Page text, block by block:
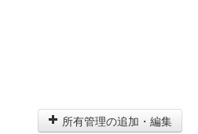
所有管理の追加・編集